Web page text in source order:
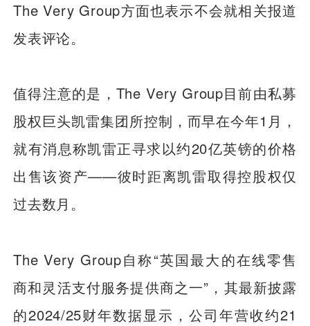
The Very Group方面也表示不会就相关报道
发表评论。
值得注意的是，The Very Group目前由私募
股权巨头凯雷集团所控制，而早在今年1月，
就有消息称凯雷正寻求以约20亿英镑的价格
出售该资产——彼时距离凯雷取得控股权仅
过去数月。
The Very Group自称“英国最大的在线零售
商和灵活支付服务提供商之一”，其最新披露
的2024/25财年数据显示，公司年营收约21